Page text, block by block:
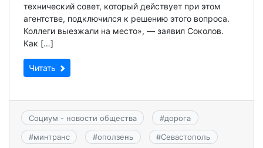
технический совет, который действует при этом
агентстве, подключился к решению этого вопроса.
Коллеги выезжали на место», — заявил Соколов.
Как […]
Читать
Социум - новости общества #дорога
#минтранс #оползень #Севастополь